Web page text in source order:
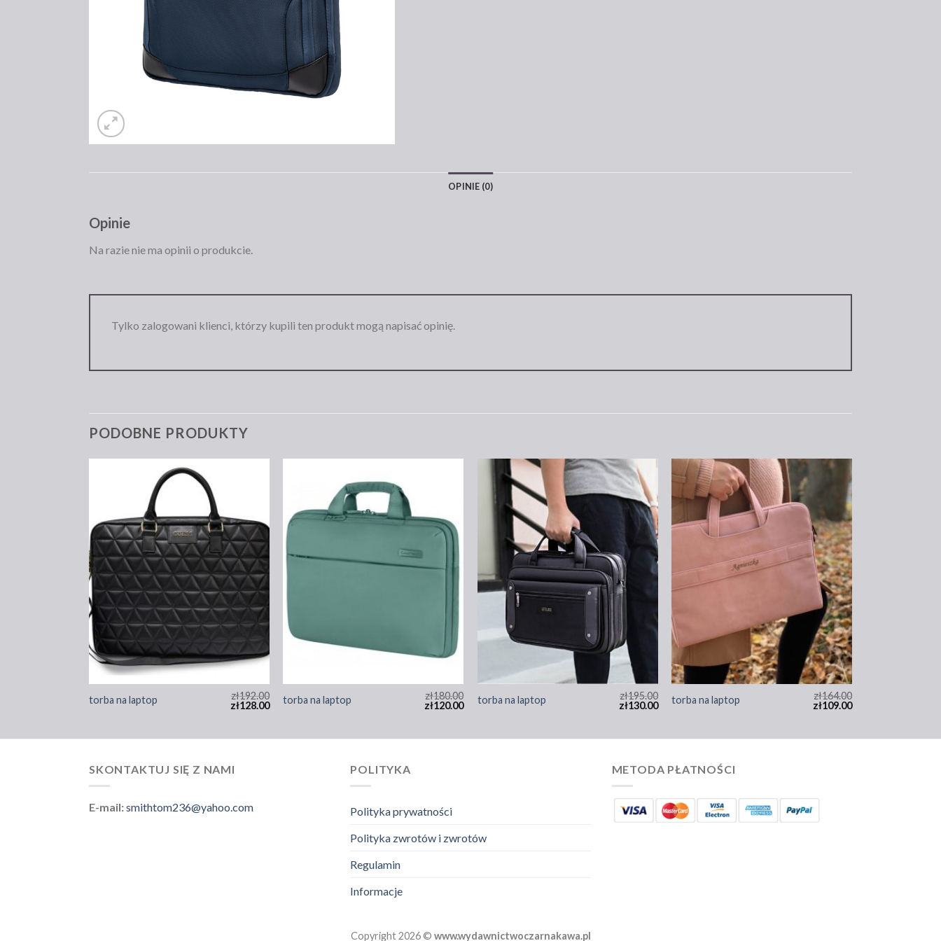
OPINIE (0)
Opinie
Na razie nie ma opinii o produkcie.
Tylko zalogowani klienci, którzy kupili ten produkt mogą napisać opinię.
PODOBNE PRODUKTY
torba na laptop zł192.00
zł128.00 torba na laptop zł180.00
zł120.00 torba na laptop zł195.00
zł130.00 torba na laptop zł164.00
zł109.00
SKONTAKTUJ SIĘ Z NAMI
E-mail:smithtom236@yahoo.com
POLITYKA
Polityka prywatności
Polityka zwrotów i zwrotów
Regulamin
Informacje
METODA PŁATNOŚCI
Copyright 2026 © www.wydawnictwoczarnakawa.pl